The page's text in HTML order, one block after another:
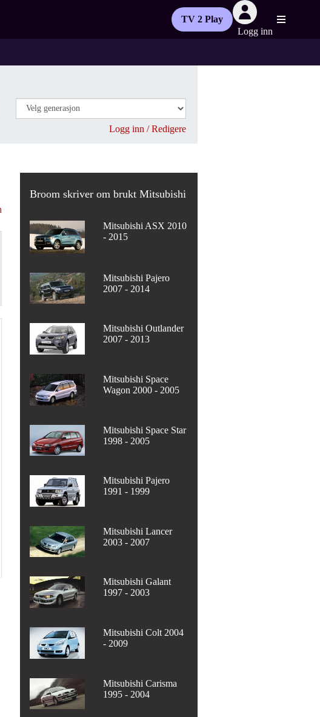
TV 2 Play
Logg inn
Logg inn / Redigere
Broom skriver om brukt Mitsubishi
Mitsubishi ASX 2010
- 2015
Mitsubishi Pajero
2007 - 2014
Mitsubishi Outlander
2007 - 2013
Mitsubishi Space
Wagon 2000 - 2005
Mitsubishi Space Star
1998 - 2005
Mitsubishi Pajero
1991 - 1999
Mitsubishi Lancer
2003 - 2007
Mitsubishi Galant
1997 - 2003
Mitsubishi Colt 2004
- 2009
Mitsubishi Carisma
1995 - 2004